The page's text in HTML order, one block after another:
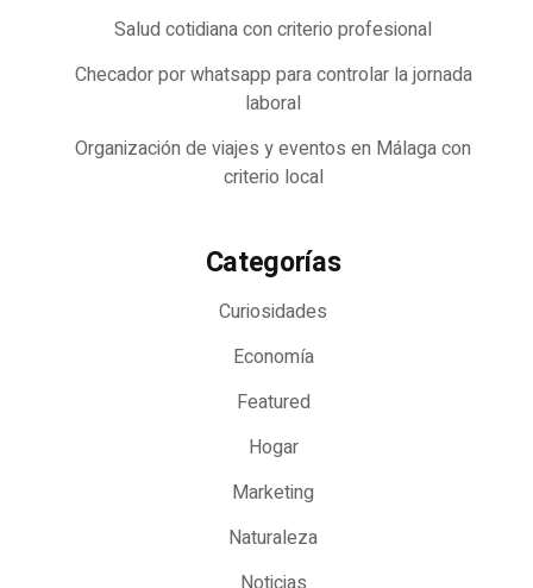
Salud cotidiana con criterio profesional
Checador por whatsapp para controlar la jornada
laboral
Organización de viajes y eventos en Málaga con
criterio local
Categorías
Curiosidades
Economía
Featured
Hogar
Marketing
Naturaleza